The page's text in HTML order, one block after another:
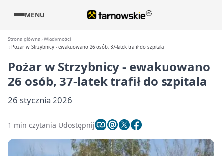
MENU
Strona główna Wiadomości
Pożar w Strzybnicy - ewakuowano 26 osób, 37-latek trafił do szpitala
Pożar w Strzybnicy - ewakuowano
26 osób, 37-latek trafił do szpitala
26 stycznia 2026
1 min czytania Udostępnij